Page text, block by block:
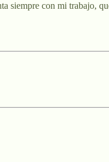
siempre con mi trabajo,